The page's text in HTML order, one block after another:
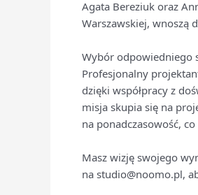
Agata Bereziuk oraz
Warszawskiej, wnoszą
Wybór odpowiedniego
Profesjonalny
dzięki współpracy z
misja skupia się na
na ponadczasowość,
Masz wizję swojego
na studio@noomo.pl,